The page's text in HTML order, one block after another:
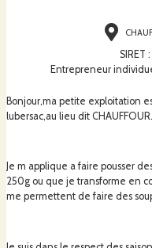
SIRET :
Entrepreneur
Bonjour,ma petite exploitation
lubersac,au lieu dit CHAUFFOUR.
Je m applique a faire pousser
250g ou que je transforme en
me permettent de faire des